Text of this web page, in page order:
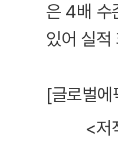
은 4배 수
있어 실적
[글로벌
<저